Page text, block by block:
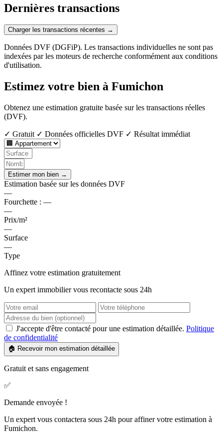
Dernières transactions
Charger les transactions récentes →
Données DVF (DGFiP). Les transactions individuelles ne sont pas
indexées par les moteurs de recherche conformément aux conditions
d'utilisation.
Estimez votre bien à Fumichon
Obtenez une estimation gratuite basée sur les transactions réelles
(DVF).
✓ Gratuit ✓ Données officielles DVF ✓ Résultat immédiat
Estimer mon bien →
Estimation basée sur les données DVF
—
Fourchette : —
—
Prix/m²
—
Surface
—
Type
Affinez votre estimation gratuitement
Un expert immobilier vous recontacte sous 24h
J'accepte d'être contacté pour une estimation détaillée. Politique
de confidentialité
🏠 Recevoir mon estimation détaillée
Gratuit et sans engagement
✅
Demande envoyée !
Un expert vous contactera sous 24h pour affiner votre estimation à
Fumichon.